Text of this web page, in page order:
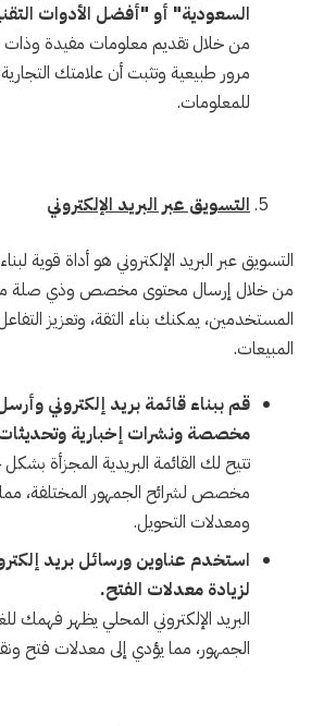
السعودية" أو "أفضل الأدوات التقنية في
من خلال تقديم معلومات مفيدة
مرور طبيعية وتثبت أن علامتك
للمعلومات.
التسويق عبر البريد الإلكتروني
التسويق عبر البريد الإلكتروني هو أداة قوية
من خلال إرسال محتوى مخصص وذي صلة
المستخدمين، يمكنك بناء الثقة، وتعزيز
المبيعات.
قم ببناء قائمة بريد إلكتروني
مخصصة ونشرات إخبارية
تتيح لك القائمة البريدية المجزأة
مخصص لشرائح الجمهور المختلفة، مما
ومعدلات التحويل.
استخدم عناوين ورسائل بريد
لزيادة معدلات الفتح.
البريد الإلكتروني المحلي يظهر فهمك
الجمهور، مما يؤدي إلى معدلات فتح